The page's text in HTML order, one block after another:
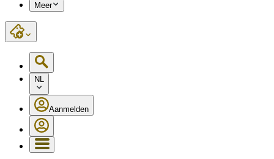
Meer
NL
Aanmelden